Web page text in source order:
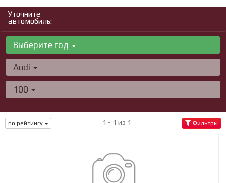
Уточните
автомобиль:
Выберите год
Audi
100
по рейтингу 1 - 1 из 1 Фильтры